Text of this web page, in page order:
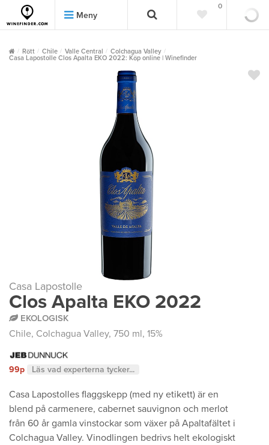
Meny
0
Rött Chile Valle Central
Colchagua Valley
Casa Lapostolle Clos Apalta EKO 2022: Köp online | Winefinder
Casa Lapostolle
Clos Apalta EKO 2022
EKOLOGISK
Chile, Colchagua Valley, 750 ml, 15%
99p Läs vad experterna tycker...
Casa Lapostolles flaggskepp (med ny etikett) är en
blend på carmenere, cabernet sauvignon och merlot
från 60 år gamla vinstockar som växer på Apaltafältet i
Colchagua Valley. Vinodlingen bedrivs helt ekologiskt
""